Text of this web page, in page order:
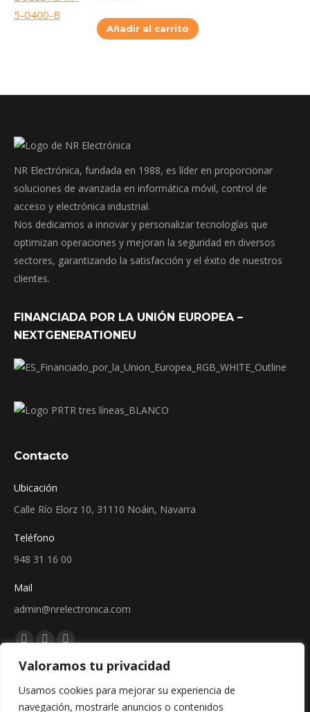
Valoramos tu privacidad
Usamos cookies para mejorar su experiencia de
navegación, mostrarle anuncios o contenidos
Añadir al carrito
NR Electrónica, fundada en 1988, es líder en proporcionar
soluciones de avanzada en informática móvil, control de
acceso y electrónica industrial.
Nos dedicamos a innovar y personalizar tecnologías que
optimizan operaciones y mejoran la seguridad en diversos
sectores, garantizando la satisfacción y el éxito de nuestros
clientes.
FINANCIADA POR LA UNIÓN EUROPEA –
NEXTGENERATIONEU
Contacto
Ubicación
Calle Río Elorz 10, 31110 Noáin, Navarra
Teléfono
948 31 16 00
Mail
admin@nrelectronica.com
Encuéntranos en:
Facebook
page
Linkedin
page
Instagram
page